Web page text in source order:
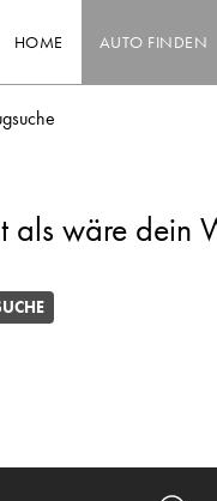
HOME AUTO FINDEN
als wäre dein